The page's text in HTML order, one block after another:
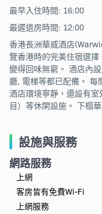
最早入住時間: 16:00
最遲退房時間: 12:00
香港長洲華威酒店
覽香港時的完美住宿選
變得回味無窮。 酒店內
廳, 電梯等都已配備。 每
酒店環境寧靜，還設有
目）等休閑設施。 下榻
設施與服務
網路服務
上網
客房皆有免費Wi-Fi
上網服務